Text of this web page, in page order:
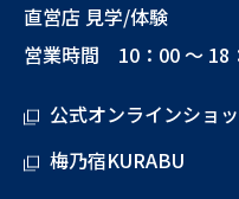
直営店 見学/体験
営業時間 10：00 ～ 18
公式オンラインショ
梅乃宿KURABU